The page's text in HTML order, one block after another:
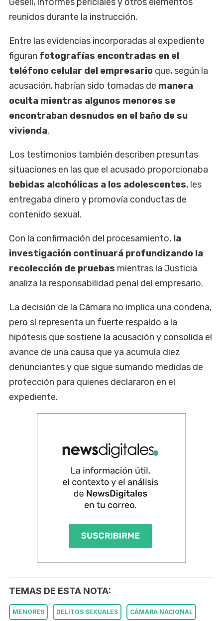
reunidos durante la instrucción.
Entre las evidencias incorporadas al expediente
figuran fotografías encontradas en el
teléfono celular del empresario que, según la
acusación, habrían sido tomadas de manera
oculta mientras algunos menores se
encontraban desnudos en el baño de su
vivienda.
Los testimonios también describen presuntas
situaciones en las que el acusado proporcionaba
bebidas alcohólicas a los adolescentes, les
entregaba dinero y promovía conductas de
contenido sexual.
Con la confirmación del procesamiento, la
investigación continuará profundizando la
recolección de pruebas mientras la Justicia
analiza la responsabilidad penal del empresario.
La decisión de la Cámara no implica una condena,
pero sí representa un fuerte respaldo a la
hipótesis que sostiene la acusación y consolida el
avance de una causa que ya acumula diez
denunciantes y que sigue sumando medidas de
protección para quienes declararon en el
expediente.
TEMAS DE ESTA NOTA:
MENORES DELITOS SEXUALES CÁMARA NACIONAL